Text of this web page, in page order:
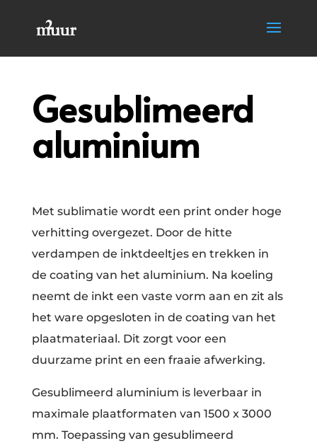
Gesublimeerd
aluminium
Met sublimatie wordt een print onder hoge
verhitting overgezet. Door de hitte
verdampen de inktdeeltjes en trekken in
de coating van het aluminium. Na koeling
neemt de inkt een vaste vorm aan en zit als
het ware opgesloten in de coating van het
plaatmateriaal. Dit zorgt voor een
duurzame print en een fraaie afwerking.
Gesublimeerd aluminium is leverbaar in
maximale plaatformaten van 1500 x 3000
mm. Toepassing van gesublimeerd